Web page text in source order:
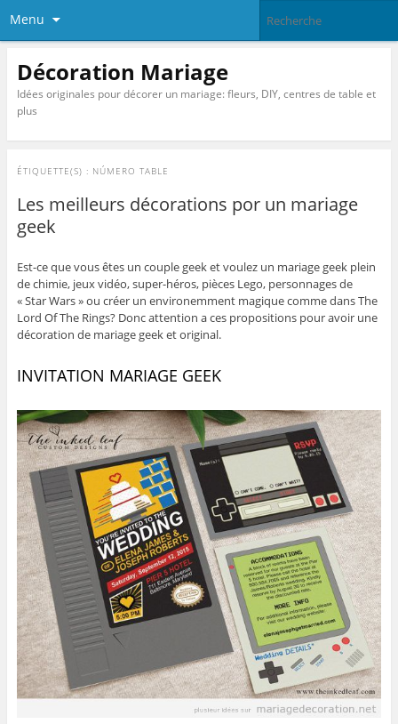
Menu
Décoration Mariage
Idées originales pour décorer un mariage: fleurs, DIY, centres de table et
plus
ÉTIQUETTE(S) : NÚMERO TABLE
Les meilleurs décorations por un mariage
geek
Est-ce que vous êtes un couple geek et voulez un mariage geek plein
de chimie, jeux vidéo, super-héros, pièces Lego, personnages de
« Star Wars » ou créer un environemment magique comme dans The
Lord Of The Rings? Donc attention a ces propositions pour avoir une
décoration de mariage geek et original.
INVITATION MARIAGE GEEK